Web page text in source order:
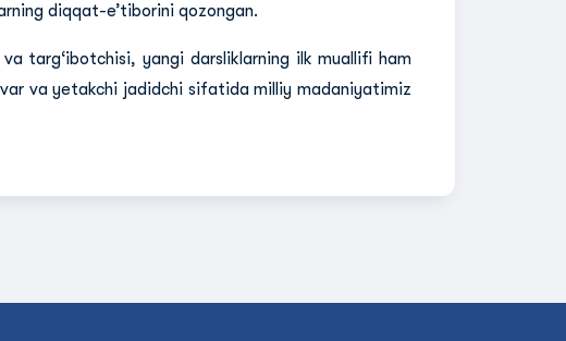
diqqat-e’tiborini qozongan.
targ‘ibotchisi, yangi darsliklarning ilk muallifi ham
va yetakchi jadidchi sifatida milliy madaniyatimiz